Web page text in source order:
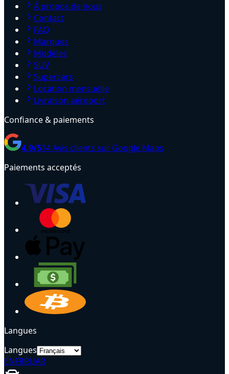
À propos de nous
Contact
FAQ
Marques
Modèles
SUV
Supercars
Location mensuelle
Livraison aéroport
Confiance & paiements
4.9/514Avis clients sur Google Maps
Paiements acceptés
Langues
Langues
ENFRRUAR